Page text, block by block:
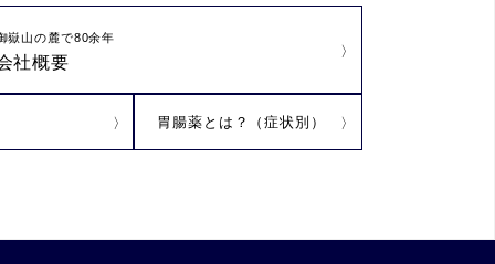
嶽山の麓で80余年
社概要
胃腸薬とは？（症状別）